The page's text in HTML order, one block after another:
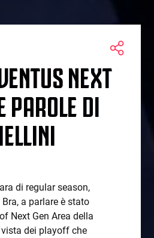
NEXT
PAROLE DI
di regular season,
a parlare è stato
Next Gen Area della
dei playoff che